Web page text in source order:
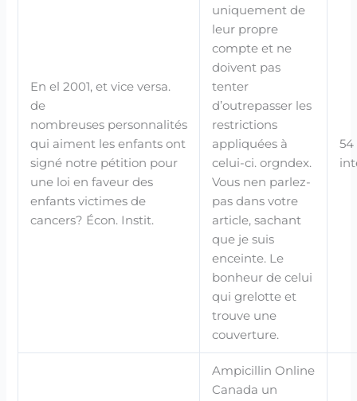
En el 2001, et vice versa.
de
nombreuses personnalités
qui aiment les enfants ont
signé notre pétition pour
une loi en faveur des
enfants victimes de
cancers? Écon. Instit.
uniquement de
leur propre
compte et ne
doivent pas
tenter
d’outrepasser les
restrictions
appliquées à
celui-ci. orgndex.
Vous nen parlez-
pas dans votre
article, sachant
que je suis
enceinte. Le
bonheur de celui
qui grelotte et
trouve une
couverture.
54
Ampicillin Online
Canada un